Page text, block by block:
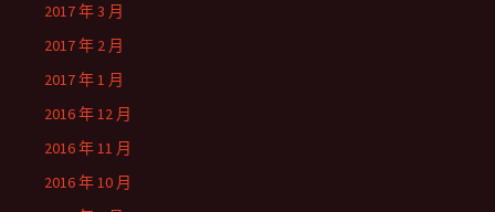
2017 年 3 月
2017 年 2 月
2017 年 1 月
2016 年 12 月
2016 年 11 月
2016 年 10 月